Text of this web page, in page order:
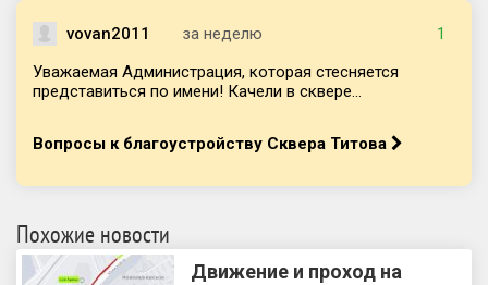
vovan2011 за неделю
1
Уважаемая Администрация, которая стесняется
представиться по имени! Качели в сквере...
Вопросы к благоустройству Сквера Титова
Похожие новости
Движение и проход на